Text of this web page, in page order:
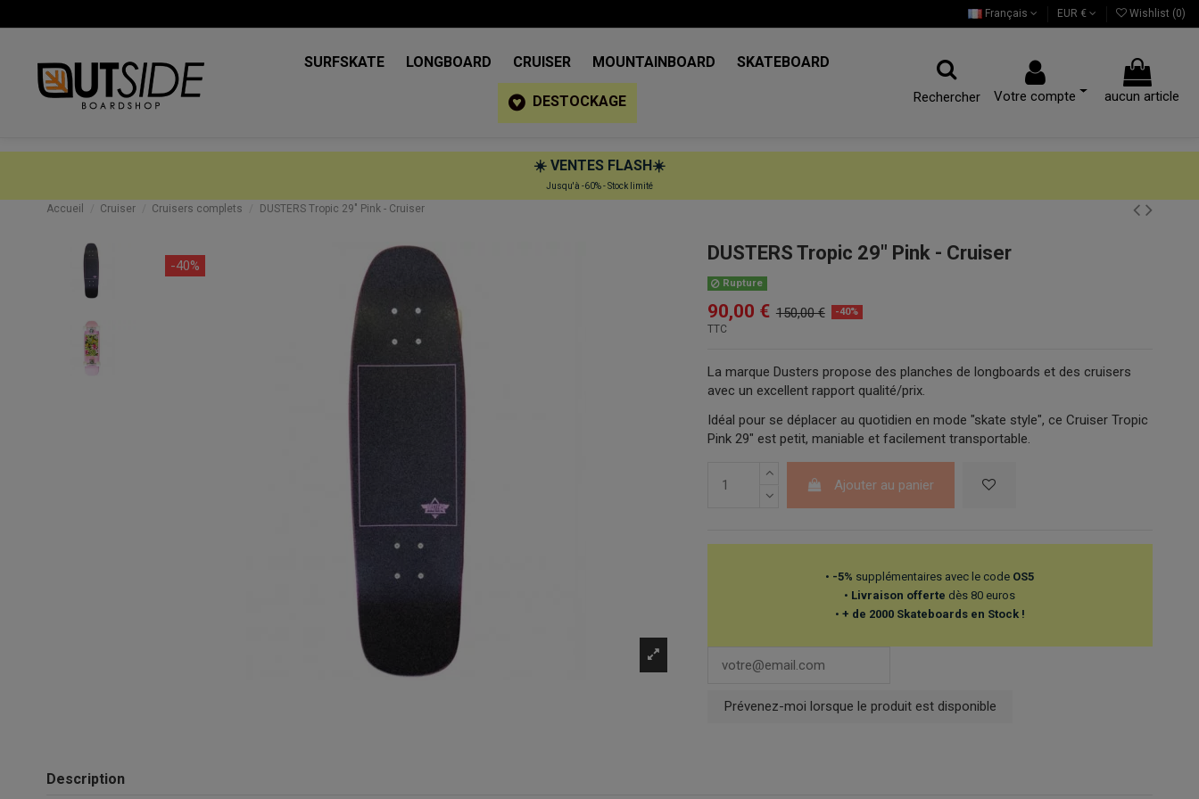
Français EUR € Wishlist (0)
SURFSKATE LONGBOARD CRUISER MOUNTAINBOARD SKATEBOARD
DESTOCKAGE Rechercher Votre compte aucun article
☀️ VENTES FLASH☀️
Jusqu'à -60% - Stock limité
Accueil Cruiser Cruisers complets DUSTERS Tropic 29" Pink - Cruiser
-40%
DUSTERS Tropic 29" Pink - Cruiser
Rupture
90,00 € 150,00 € -40%
TTC
La marque Dusters propose des planches de longboards et des cruisers
avec un excellent rapport qualité/prix.
Idéal pour se déplacer au quotidien en mode "skate style", ce Cruiser Tropic
Pink 29" est petit, maniable et facilement transportable.
Ajouter au panier
• -5% supplémentaires avec le code OS5
• Livraison offerte dès 80 euros
• + de 2000 Skateboards en Stock !
Prévenez-moi lorsque le produit est disponible
Description